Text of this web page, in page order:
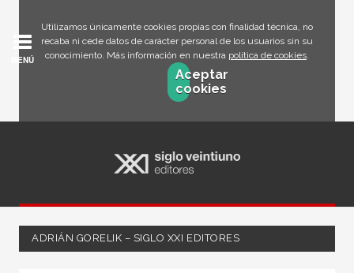
Utilizamos únicamente cookies propias con finalidad técnica, no
recaba ni cede datos de carácter personal de los usuarios sin su
conocimiento. Más información en nuestra política de cookies.
Aceptar
cookies
MENÚ
ADRIÁN GORELIK – SIGLO XXI EDITORES